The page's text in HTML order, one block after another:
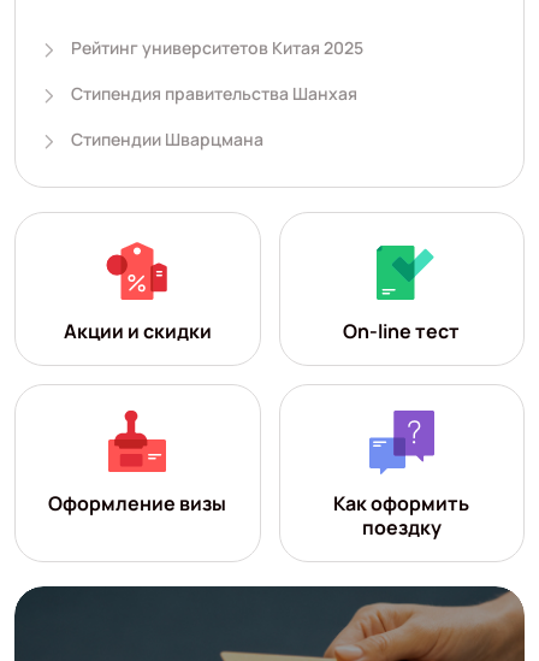
Рейтинг университетов Китая 2025
Стипендия правительства Шанхая
Стипендии Шварцмана
Акции и скидки On-line тест
Оформление визы
Как оформить
поездку